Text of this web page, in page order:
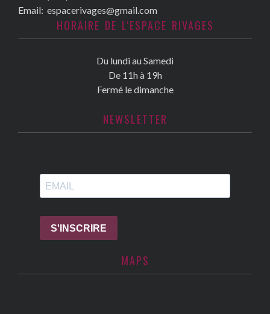
Email: espacerivages@gmail.com
HORAIRE DE L'ESPACE RIVAGES
Du lundi au Samedi
De 11h à 19h
Fermé le dimanche
NEWSLETTER
MAPS